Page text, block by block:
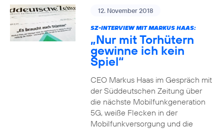
12. November 2018
SZ-INTERVIEW MIT MARKUS HAAS:
„Nur mit Torhütern
gewinne ich kein
Spiel“
CEO Markus Haas im Gespräch mit
der Süddeutschen Zeitung über
die nächste Mobilfunkgeneration
5G, weiße Flecken in der
Mobilfunkversorgung und die